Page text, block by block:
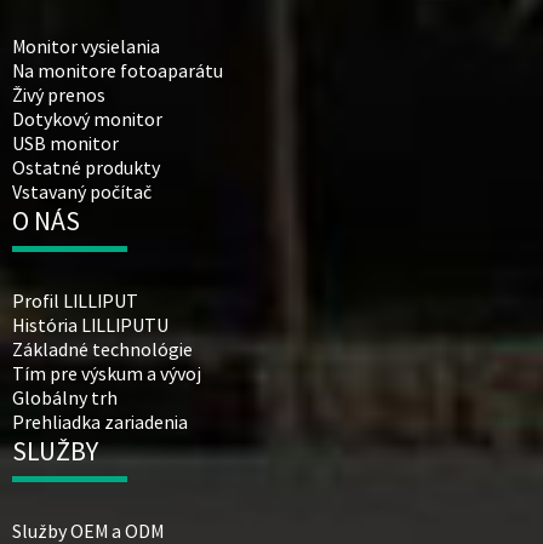
Monitor vysielania
Na monitore fotoaparátu
Živý prenos
Dotykový monitor
USB monitor
Ostatné produkty
Vstavaný počítač
O NÁS
Profil LILLIPUT
História LILLIPUTU
Základné technológie
Tím pre výskum a vývoj
Globálny trh
Prehliadka zariadenia
SLUŽBY
Služby OEM a ODM